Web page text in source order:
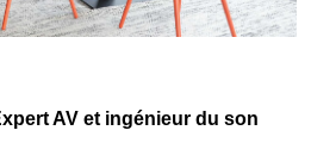
AV et ingénieur du son